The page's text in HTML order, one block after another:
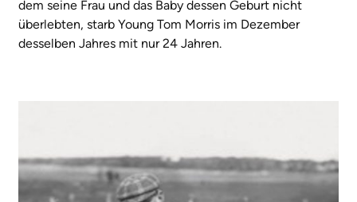
dem seine Frau und das Baby dessen Geburt nicht
überlebten, starb Young Tom Morris im Dezember
desselben Jahres mit nur 24 Jahren.